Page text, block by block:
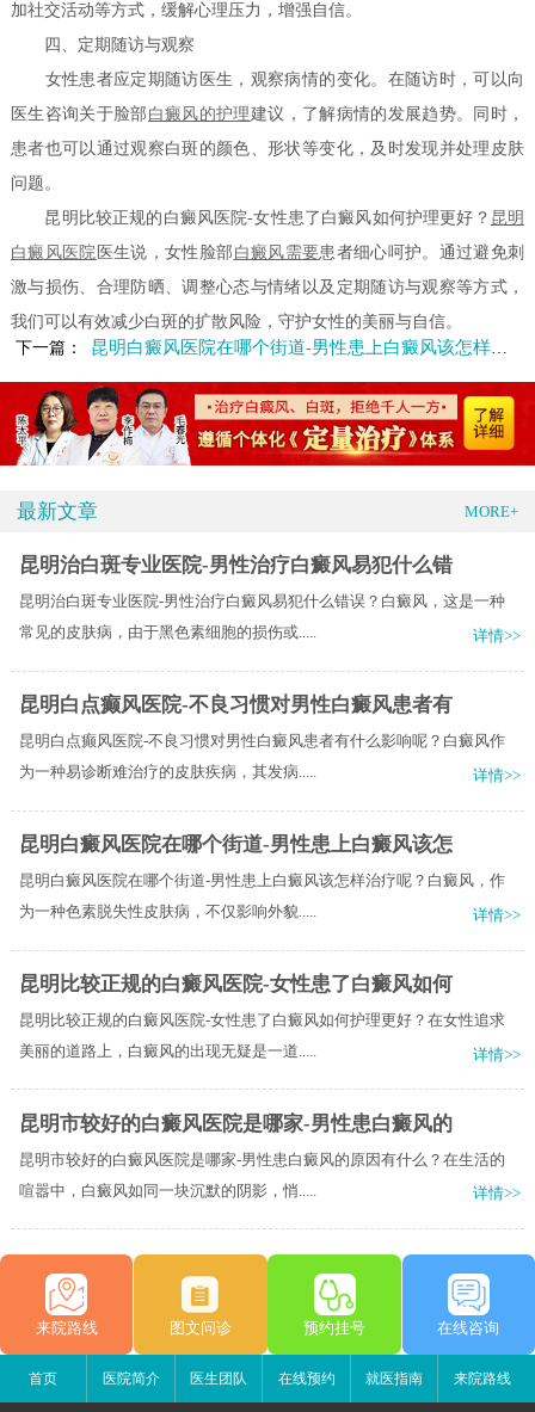
加社交活动等方式，缓解心理压力，增强自信。
四、定期随访与观察
女性患者应定期随访医生，观察病情的变化。在随访时，可以向
医生咨询关于脸部 白癜风的护理建议，了解病情的发展趋势。同时，
患者也可以通过观察白斑的颜色、形状等变化，及时发现并处理皮肤
问题。
昆明比较正规的白癜风医院-女性患了白癜风如何护理更好？ 昆明
白癜风医院 医生说，女性脸部 白癜风需要患者细心呵护。通过避免刺
激与损伤、合理防晒、调整心态与情绪以及定期随访与观察等方式，
我们可以有效减少白斑的扩散风险，守护女性的美丽与自信。
下一篇：
昆明白癜风医院在哪个街道-男性患上白癜风该怎样治疗呢
最新文章 MORE+
昆明治白斑专业医院-男性治疗白癜风易犯什么错
昆明治白斑专业医院-男性治疗白癜风易犯什么错误？白癜风，这是一种
常见的皮肤病，由于黑色素细胞的损伤或.....
详情>>
昆明白点癫风医院-不良习惯对男性白癜风患者有
昆明白点癫风医院-不良习惯对男性白癜风患者有什么影响呢？白癜风作
为一种易诊断难治疗的皮肤疾病，其发病.....
详情>>
昆明白癜风医院在哪个街道-男性患上白癜风该怎
昆明白癜风医院在哪个街道-男性患上白癜风该怎样治疗呢？白癜风，作
为一种色素脱失性皮肤病，不仅影响外貌.....
详情>>
昆明比较正规的白癜风医院-女性患了白癜风如何
昆明比较正规的白癜风医院-女性患了白癜风如何护理更好？在女性追求
美丽的道路上，白癜风的出现无疑是一道.....
详情>>
昆明市较好的白癜风医院是哪家-男性患白癜风的
昆明市较好的白癜风医院是哪家-男性患白癜风的原因有什么？在生活的
喧嚣中，白癜风如同一块沉默的阴影，悄.....
详情>>
来院路线 图文问诊 预约挂号 在线咨询
首页 医院简介 医生团队 在线预约 就医指南 来院路线